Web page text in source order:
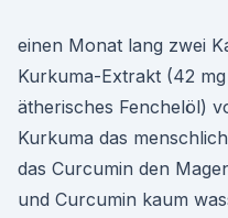
einen Monat lang zwei
Kurkuma-Extrakt (42
ätherisches Fenchelöl)
Kurkuma das
das Curcumin den
und Curcumin kaum